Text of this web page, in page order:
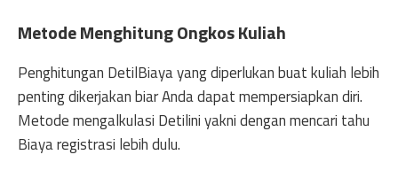
Metode Menghitung Ongkos Kuliah
Penghitungan DetilBiaya yang diperlukan buat kuliah lebih
penting dikerjakan biar Anda dapat mempersiapkan diri.
Metode mengalkulasi Detilini yakni dengan mencari tahu
Biaya registrasi lebih dulu.